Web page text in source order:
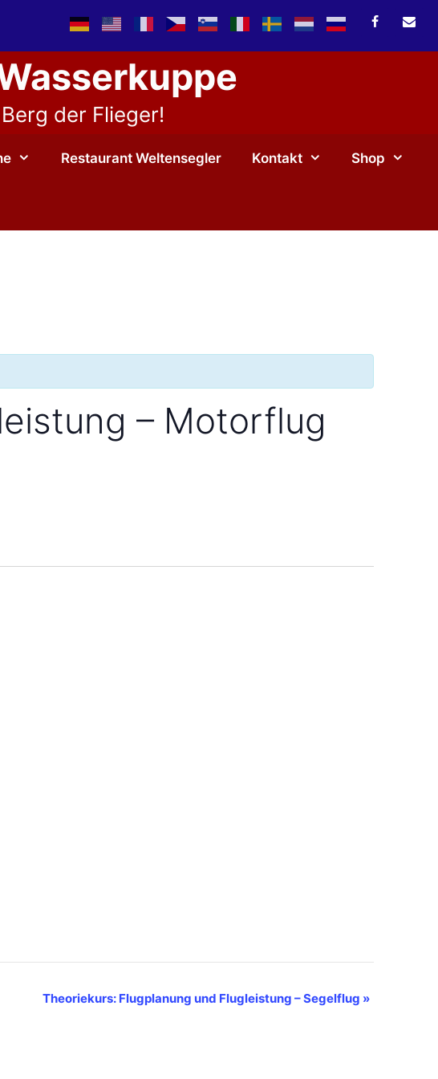
der Flieger!
Restaurant Weltensegler Kontakt Shop
– Motorflug
Theoriekurs: Flugplanung und Flugleistung – Segelflug »